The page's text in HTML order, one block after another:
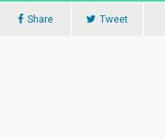
Share Tweet